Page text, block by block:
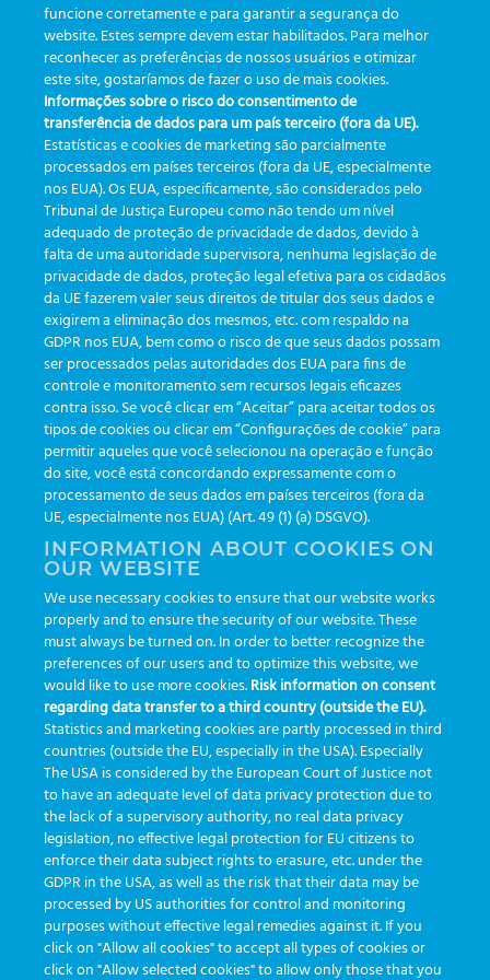
utilizados no procedimento de coleta. Quer saber
mais? Acesse gboetrack.com
| Marcado
eficiência ,etrack,greinerbioonebr,laboratório,preanalitica,processo
de coleta,rastreabilidade, rotina laboratorial ,tecnologia
CATEGORIAS
Atualizações(19)
Eventos(19)
Funcionalidades(35)
Informativos(111)
TAGS
auditoria automação
congresso customização dashboard DICQ eficiência
enterprise etrack flebotomista governança clínica
GreinerBioOne greinerbioonebr HL7 IA informação
inovação ISO15189 laboratório novas tecnologias PALC
preanalitica processo de coleta produtividade
Pré-analítica qualidade rastreabilidade RDC
rotina laboratorial saúde tecnologia tomada de decisão
Transformação Transformação Digital tubos usabilidade
VACUETTE®
funcione corretamente e para garantir a segurança do
website. Estes sempre devem estar habilitados. Para melhor
reconhecer as preferências de nossos usuários e otimizar
este site, gostaríamos de fazer o uso de mais cookies.
Informações sobre o risco do consentimento de
transferência de dados para um país terceiro (fora da UE).
Estatísticas e cookies de marketing são parcialmente
processados em países terceiros (fora da UE, especialmente
nos EUA). Os EUA, especificamente, são considerados pelo
Tribunal de Justiça Europeu como não tendo um nível
adequado de proteção de privacidade de dados, devido à
falta de uma autoridade supervisora, nenhuma legislação de
privacidade de dados, proteção legal efetiva para os cidadãos
da UE fazerem valer seus direitos de titular dos seus dados e
exigirem a eliminação dos mesmos, etc. com respaldo na
GDPR nos EUA, bem como o risco de que seus dados possam
ser processados pelas autoridades dos EUA para fins de
controle e monitoramento sem recursos legais eficazes
contra isso. Se você clicar em “Aceitar” para aceitar todos os
tipos de cookies ou clicar em “Configurações de cookie” para
permitir aqueles que você selecionou na operação e função
do site, você está concordando expressamente com o
processamento de seus dados em países terceiros (fora da
UE, especialmente nos EUA) (Art. 49 (1) (a) DSGVO).
INFORMATION ABOUT COOKIES ON
OUR WEBSITE
We use necessary cookies to ensure that our website works
properly and to ensure the security of our website. These
must always be turned on. In order to better recognize the
preferences of our users and to optimize this website, we
would like to use more cookies.Risk information on consent
regarding data transfer to a third country (outside the EU).
Statistics and marketing cookies are partly processed in third
countries (outside the EU, especially in the USA). Especially
The USA is considered by the European Court of Justice not
to have an adequate level of data privacy protection due to
the lack of a supervisory authority, no real data privacy
legislation, no effective legal protection for EU citizens to
enforce their data subject rights to erasure, etc. under the
GDPR in the USA, as well as the risk that their data may be
processed by US authorities for control and monitoring
purposes without effective legal remedies against it. If you
click on "Allow all cookies" to accept all types of cookies or
click on "Allow selected cookies" to allow only those that you